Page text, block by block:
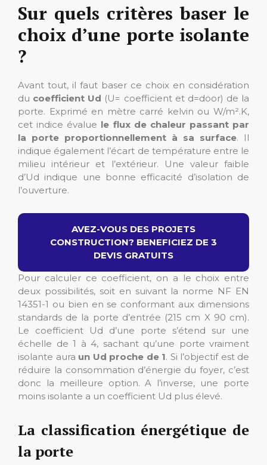
Sur quels critères baser le
choix d’une porte isolante
?
Avant tout, il faut baser ce choix en considération
du coefficient Ud (U= coefficient et d=door) de la
porte. Exprimé en mètre carré kelvin ou W/m².K,
cet indice évalue le flux de chaleur passant par
la porte proportionnellement à sa surface. Il
indique également l’écart de température entre le
milieu intérieur et l’extérieur. Une valeur faible
d’Ud indique une bonne efficacité d’isolation de
l’ouverture.
AVEZ-VOUS DES PROJETS
CONSTRUCTION? BENEFICIEZ DE 3
DEVIS GRATUITS
Pour calculer ce coefficient, on a le choix entre
deux possibilités, soit en suivant la norme NF EN
14351-1 ou bien en se conformant aux dimensions
standards de la porte d’entrée (215 cm X 90 cm).
Le coefficient Ud d’une porte s’étend sur une
échelle de 1 à 4, sachant qu’une porte vraiment
isolante aura un Ud proche de 1. Si l’objectif est de
réduire la consommation d’énergie du foyer, c’est
donc la meilleure option. A l’inverse, une porte
moins isolante a un coefficient Ud plus élevé.
La classification énergétique de
la porte